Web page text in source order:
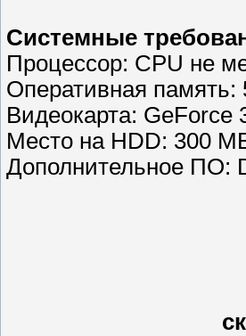
Cистемные
Процессор: CPU не
Оперативная память:
Видеокарта: GeForce
Место на HDD: 300
Дополнительное ПО: